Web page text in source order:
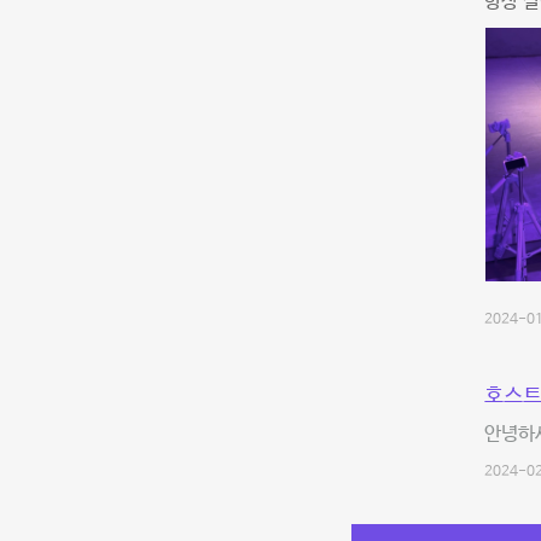
2024-
호스
안녕
2024-